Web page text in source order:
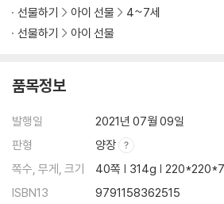
선물하기
아이 선물
4~7세
선물하기
아이 선물
품목정보
발행일
2021년 07월 09일
판형
양장
쪽수, 무게, 크기
40쪽 | 314g |
ISBN13
9791158362515